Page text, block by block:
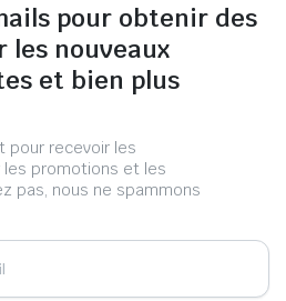
pour obtenir des
les nouveaux
et bien plus
pour recevoir les
les promotions et les
pas, nous ne spammons